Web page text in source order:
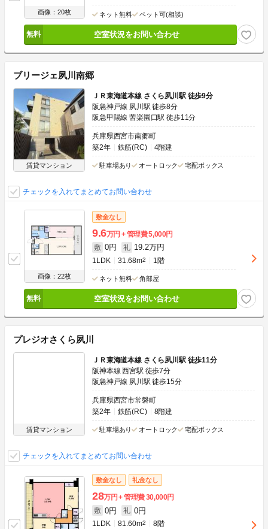
画像：20枚 ネット無料 ペット可(相談)
空室状況をお問い合わせ
ブリージェ夙川南郷
賃貸マンション
ＪＲ東海道本線 さくら夙川駅 徒歩9分
阪急神戸線 夙川駅 徒歩8分
阪急甲陽線 苦楽園口駅 徒歩11分
兵庫県西宮市南郷町
築2年
鉄筋(RC) 4階建
駐車場あり オートロック 宅配ボックス
チェックを入れてまとめてお問い合わせ
画像：22枚
敷金なし
9.6万円 管理費5,000円
敷 0円 礼 19.2万円
1LDK 31.68m2 1階
ネット無料 角部屋
空室状況をお問い合わせ
プレジオさくら夙川
賃貸マンション
ＪＲ東海道本線 さくら夙川駅 徒歩11分
阪神本線 西宮駅 徒歩7分
阪急神戸線 夙川駅 徒歩15分
兵庫県西宮市常磐町
築2年
鉄筋(RC) 8階建
駐車場あり オートロック 宅配ボックス
チェックを入れてまとめてお問い合わせ
敷金なし 礼金なし
28万円 管理費30,000円
敷 0円 礼 0円
1LDK 81.60m2 8階